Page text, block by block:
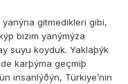
gitmedikleri gibi,
bizim yanýmýza
suyu koyduk. Yaklaþýk
karþýma geçmiþ
insanlýðýn, Türkiye’nin